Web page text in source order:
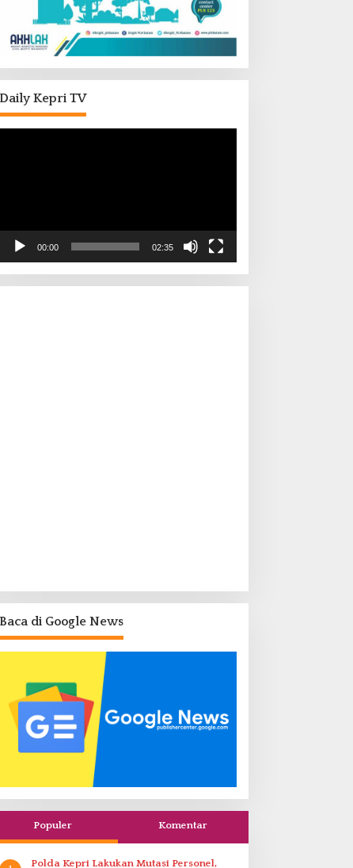
Daily Kepri TV
00:00 02:35
Baca di Google News
Populer Komentar
Polda Kepri Lakukan Mutasi Personel,